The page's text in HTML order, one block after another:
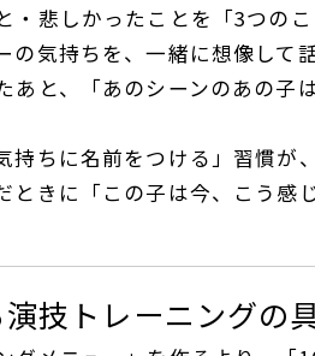
・悲しかったことを「3つの
の気持ちを、一緒に想像して
あと、「あのシーンのあの子
持ちに名前をつける」習慣が
ときに「この子は今、こう感
技トレーニングの